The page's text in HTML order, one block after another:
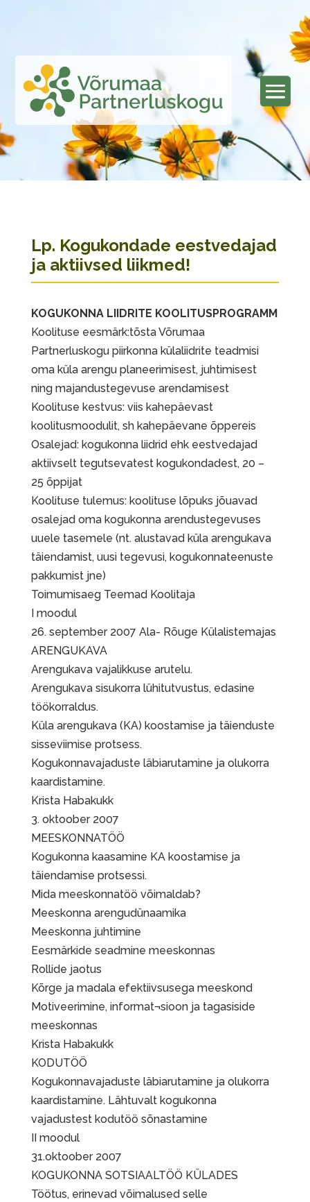
Lp. Kogukondade eestvedajad
ja aktiivsed liikmed!
KOGUKONNA LIIDRITE KOOLITUSPROGRAMM
Koolituse eesmärk:tõsta Võrumaa
Partnerluskogu piirkonna külaliidrite teadmisi
oma küla arengu planeerimisest, juhtimisest
ning majandustegevuse arendamisest
Koolituse kestvus: viis kahepäevast
koolitusmoodulit, sh kahepäevane õppereis
Osalejad: kogukonna liidrid ehk eestvedajad
aktiivselt tegutsevatest kogukondadest, 20 –
25 õppijat
Koolituse tulemus: koolituse lõpuks jõuavad
osalejad oma kogukonna arendustegevuses
uuele tasemele (nt. alustavad küla arengukava
täiendamist, uusi tegevusi, kogukonnateenuste
pakkumist jne)
Toimumisaeg Teemad Koolitaja
I moodul
26. september 2007 Ala- Rõuge Külalistemajas
ARENGUKAVA
Arengukava vajalikkuse arutelu.
Arengukava sisukorra lühitutvustus, edasine
töökorraldus.
Küla arengukava (KA) koostamise ja täienduste
sisseviimise protsess.
Kogukonnavajaduste läbiarutamine ja olukorra
kaardistamine.
Krista Habakukk
3. oktoober 2007
MEESKONNATÖÖ
Kogukonna kaasamine KA koostamise ja
täiendamise protsessi.
Mida meeskonnatöö võimaldab?
Meeskonna arengudünaamika
Meeskonna juhtimine
Eesmärkide seadmine meeskonnas
Rollide jaotus
Kõrge ja madala efektiivsusega meeskond
Motiveerimine, informat¬sioon ja tagasiside
meeskonnas
Krista Habakukk
KODUTÖÖ
Kogukonnavajaduste läbiarutamine ja olukorra
kaardistamine. Lähtuvalt kogukonna
vajadustest kodutöö sõnastamine
II moodul
31.oktoober 2007
KOGUKONNA SOTSIAALTÖÖ KÜLADES
Töötus, erinevad võimalused selle